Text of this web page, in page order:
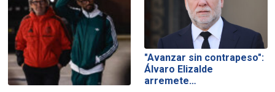
"Avanzar sin contrapeso":
Álvaro Elizalde
arremete…